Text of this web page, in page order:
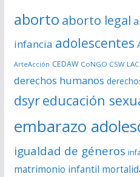
v
í
e
o
aborto aborto legal
infancia adolescentes
ArteAcción CEDAW CoNGO CSW LAC
derechos humanos
dsyreducación
embarazo
igualdad de géneros
matrimonio infantil